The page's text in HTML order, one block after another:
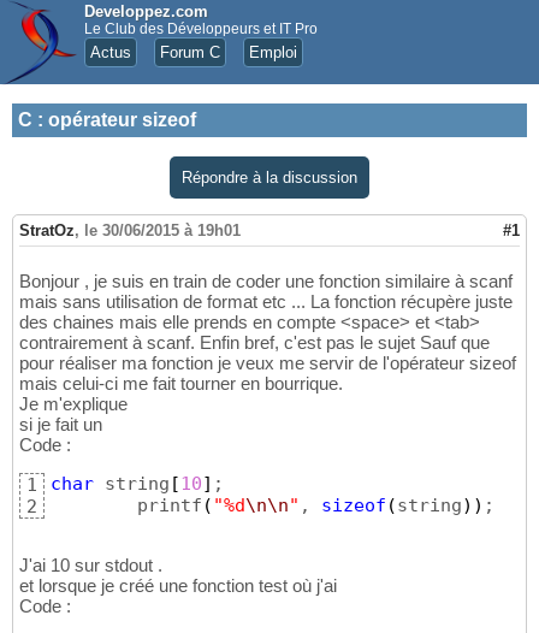
Developpez.com
Le Club des Développeurs et IT Pro
Actus Forum C Emploi
C : opérateur sizeof
Répondre à la discussion
StratOz, le 30/06/2015 à 19h01 #1
Bonjour , je suis en train de coder une fonction similaire à scanf
mais sans utilisation de format etc ... La fonction récupère juste
des chaines mais elle prends en compte <space> et <tab>
contrairement à scanf. Enfin bref, c'est pas le sujet Sauf que
pour réaliser ma fonction je veux me servir de l'opérateur sizeof
mais celui-ci me fait tourner en bourrique.
Je m'explique
si je fait un
Code :
1
2
char string [10] ;
	printf
( "%d\n\n" , sizeof (string) ) ;
J'ai 10 sur stdout .
et lorsque je créé une fonction test où j'ai
Code :